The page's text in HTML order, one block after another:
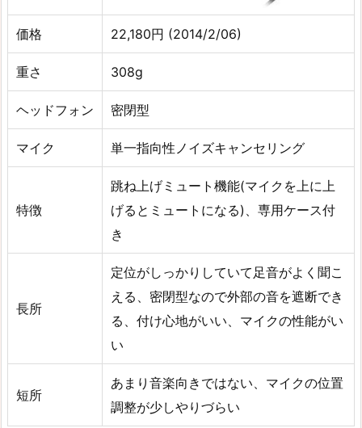
価格 22,180円 (2014/2/06)
重さ 308g
ヘッドフォン 密閉型
マイク 単一指向性ノイズキャンセリング
特徴
跳ね上げミュート機能(マイクを上に上
げるとミュートになる)、専用ケース付
き
長所
定位がしっかりしていて足音がよく聞こ
える、密閉型なので外部の音を遮断でき
る、付け心地がいい、マイクの性能がい
い
短所
あまり音楽向きではない、マイクの位置
調整が少しやりづらい